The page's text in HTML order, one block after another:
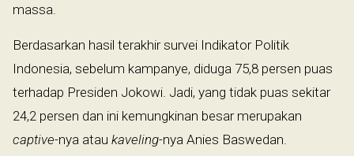
massa.
Berdasarkan hasil terakhir survei Indikator Politik
Indonesia, sebelum kampanye, diduga 75,8 persen puas
terhadap Presiden Jokowi. Jadi, yang tidak puas sekitar
24,2 persen dan ini kemungkinan besar merupakan
captive-nya atau kaveling-nya Anies Baswedan.